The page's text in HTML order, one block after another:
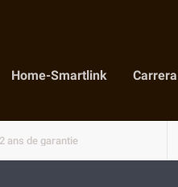
Home-Smartlink
2 ans de garantie